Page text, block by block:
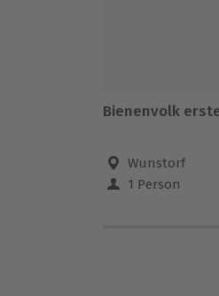
Bienenvolk
Wunstorf
1 Person